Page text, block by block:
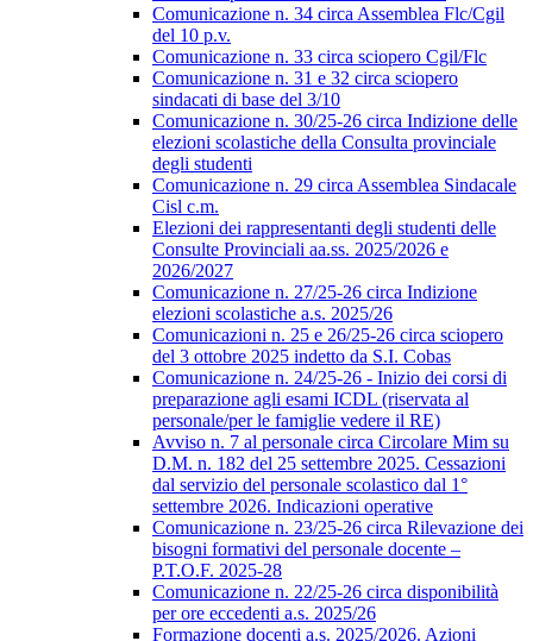
Comunicazione n. 34 circa Assemblea Flc/Cgil
del 10 p.v.
Comunicazione n. 33 circa sciopero Cgil/Flc
Comunicazione n. 31 e 32 circa sciopero
sindacati di base del 3/10
Comunicazione n. 30/25-26 circa Indizione delle
elezioni scolastiche della Consulta provinciale
degli studenti
Comunicazione n. 29 circa Assemblea Sindacale
Cisl c.m.
Elezioni dei rappresentanti degli studenti delle
Consulte Provinciali aa.ss. 2025/2026 e
2026/2027
Comunicazione n. 27/25-26 circa Indizione
elezioni scolastiche a.s. 2025/26
Comunicazioni n. 25 e 26/25-26 circa sciopero
del 3 ottobre 2025 indetto da S.I. Cobas
Comunicazione n. 24/25-26 - Inizio dei corsi di
preparazione agli esami ICDL (riservata al
personale/per le famiglie vedere il RE)
Avviso n. 7 al personale circa Circolare Mim su
D.M. n. 182 del 25 settembre 2025. Cessazioni
dal servizio del personale scolastico dal 1°
settembre 2026. Indicazioni operative
Comunicazione n. 23/25-26 circa Rilevazione dei
bisogni formativi del personale docente –
P.T.O.F. 2025-28
Comunicazione n. 22/25-26 circa disponibilità
per ore eccedenti a.s. 2025/26
Formazione docenti a.s. 2025/2026. Azioni